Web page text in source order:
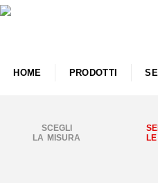
HOME PRODOTTI
SCEGLI
LA MISURA